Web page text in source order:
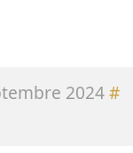
2024#